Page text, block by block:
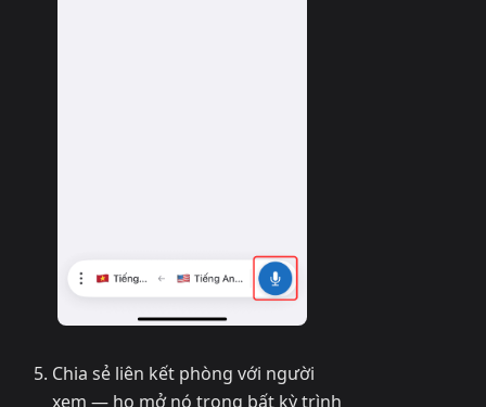
Chia sẻ liên kết phòng với người
xem — họ mở nó trong bất kỳ trình